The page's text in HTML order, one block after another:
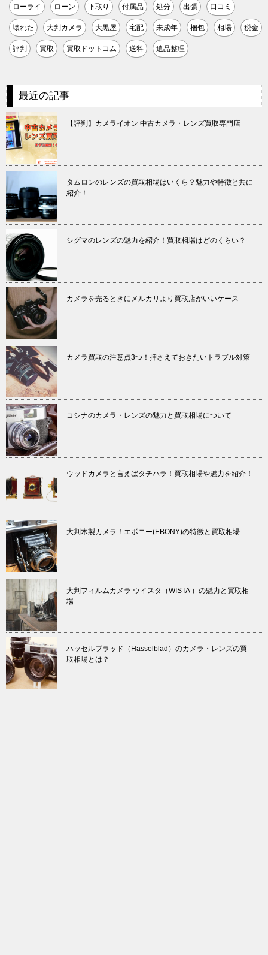
ローライ ローン 下取り 付属品 処分 出張 口コミ
壊れた 大判カメラ 大黒屋 宅配 未成年 梱包 相場 税金
評判 買取 買取ドットコム 送料 遺品整理
最近の記事
【評判】カメライオン 中古カメラ・レンズ買取専門店
タムロンのレンズの買取相場はいくら？魅力や特徴と共に
紹介！
シグマのレンズの魅力を紹介！買取相場はどのくらい？
カメラを売るときにメルカリより買取店がいいケース
カメラ買取の注意点3つ！押さえておきたいトラブル対策
コシナのカメラ・レンズの魅力と買取相場について
ウッドカメラと言えばタチハラ！買取相場や魅力を紹介！
大判木製カメラ！エボニー(EBONY)の特徴と買取相場
大判フィルムカメラ ウイスタ（WISTA ）の魅力と買取相
場
ハッセルブラッド（Hasselblad）のカメラ・レンズの買
取相場とは？